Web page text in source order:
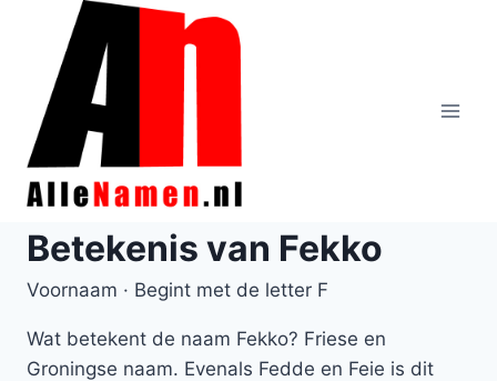
Doorgaan
inhoud
Betekenis van Fekko
Voornaam · Begint met de letter F
Wat betekent de naam Fekko? Friese en
Groningse naam. Evenals Fedde en Feie is dit